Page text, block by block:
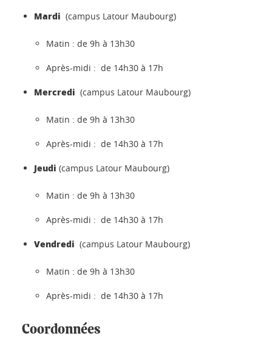
Mardi (campus Latour Maubourg)
Matin : de 9h à 13h30
Après-midi : de 14h30 à 17h
Mercredi (campus Latour Maubourg)
Matin : de 9h à 13h30
Après-midi : de 14h30 à 17h
Jeudi (campus Latour Maubourg)
Matin : de 9h à 13h30
Après-midi : de 14h30 à 17h
Vendredi (campus Latour Maubourg)
Matin : de 9h à 13h30
Après-midi : de 14h30 à 17h
Coordonnées